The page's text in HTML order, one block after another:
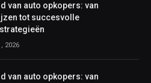
van auto opkopers: van
tot succesvolle
2026
van auto opkopers: van